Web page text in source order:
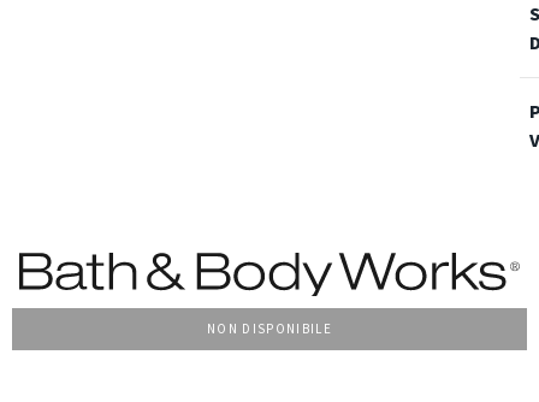
NON DISPONIBILE
Condizioni Generali di venditaPrivacy PolicyCookie PolicyAccessibilità